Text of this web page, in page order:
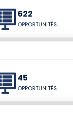
622
OPPORTUNITÉS
45
OPPORTUNITÉS